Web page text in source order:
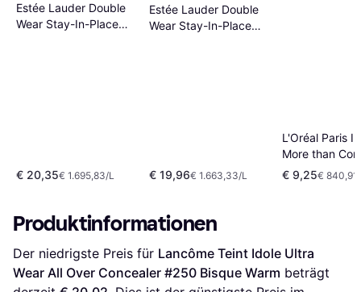
Estée Lauder Double
Wear Stay-In-Place
€ 20,35€ 1.695,83/L
Estée Lauder Double
Wear Stay-In-Place
€ 19,96€ 1.663,33/L
L'Oréal Paris
More than
#327
€ 9,25€
Produktinformationen
Der niedrigste Preis für Lancôme Teint Idole Ultra
Wear All Over Concealer #250 Bisque Warm beträgt